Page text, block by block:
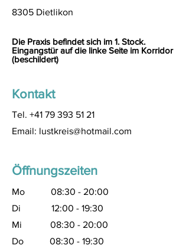
8305 Dietlikon
Die Praxis befindet sich im 1. Stock.
Eingangstür auf die linke Seite im Korridor
(beschildert)
Kontakt
Tel. +41 79 393 51 21
Email: lustkreis@hotmail.com
Öffnungszeiten
Mo 08:30 - 20:00
Di 12:00 - 19:30
Mi 08:30 - 20:00
Do 08:30 - 19:30